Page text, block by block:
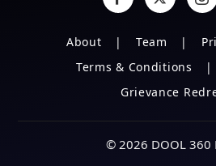
About Team
Terms & Conditions
Grievance
© 2026 DOOL 360